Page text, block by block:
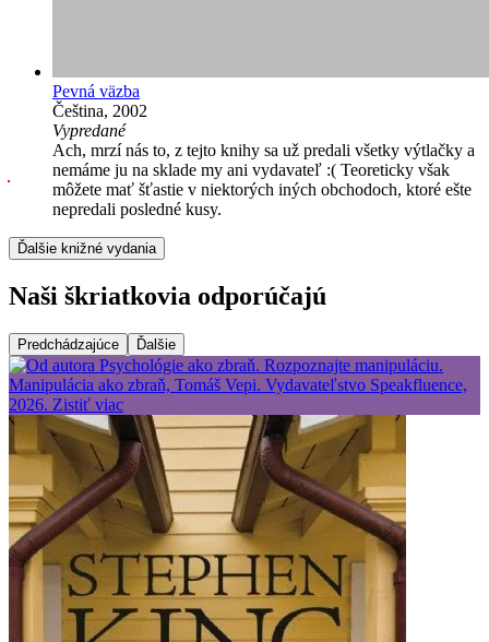
Pevná väzba
Čeština, 2002
Vypredané
Ach, mrzí nás to, z tejto knihy sa už predali všetky výtlačky a
nemáme ju na sklade my ani vydavateľ :( Teoreticky však
môžete mať šťastie v niektorých iných obchodoch, ktoré ešte
nepredali posledné kusy.
Ďalšie knižné vydania
Naši škriatkovia odporúčajú
Predchádzajúce Ďalšie